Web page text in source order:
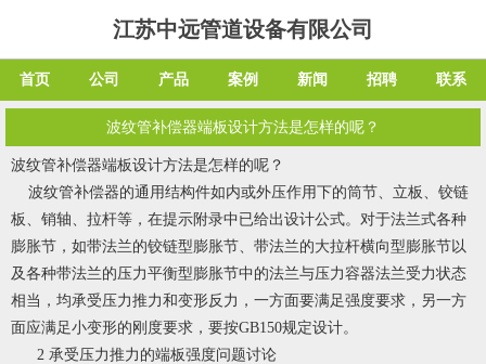
江苏中远管道设备有限公司
首页 公司 产品 案例 新闻 招聘 联系
波纹管补偿器端板设计方法是怎样的呢？
波纹管补偿器端板设计方法是怎样的呢？
波纹管补偿器的通用结构件如内或外压作用下的筒节、立板、铰链
板、销轴、拉杆等，在提示附录中已给出设计公式。对于法兰式各种
膨胀节，如带法兰的铰链型膨胀节、带法兰的大拉杆横向型膨胀节以
及各种带法兰的压力平衡型膨胀节中的法兰与压力容器法兰受力状态
相当，均承受压力推力和变形反力，一方面要满足强度要求，另一方
面应满足小变形的刚度要求，要按GB150规定设计。
2 承受压力推力的端板强度问题讨论